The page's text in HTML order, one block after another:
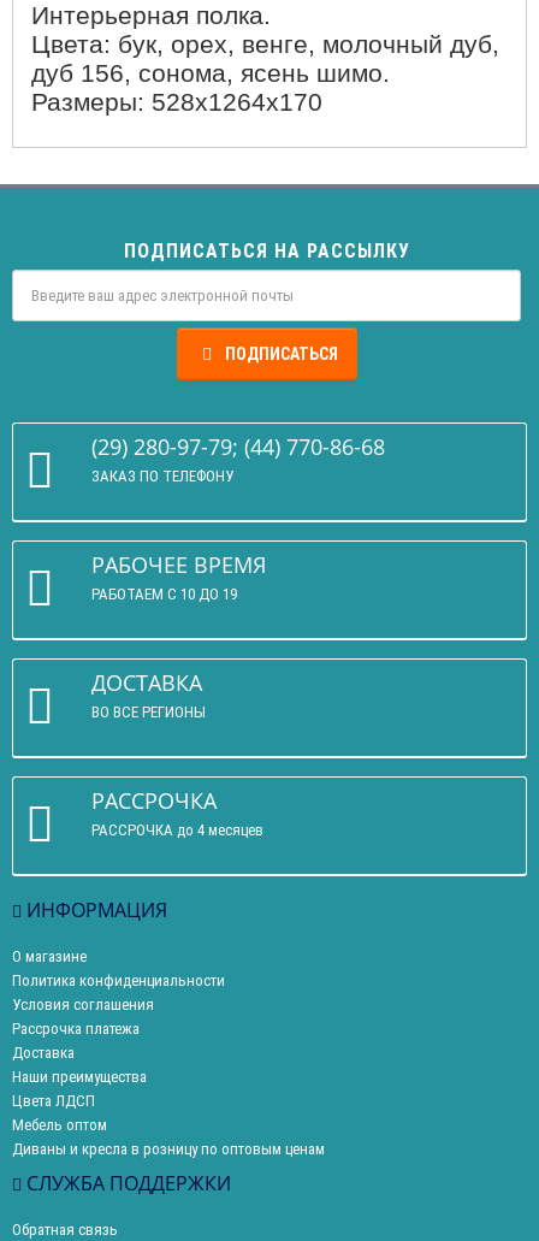
Интерьерная полка.
Цвета: бук, орех, венге, молочный дуб,
дуб 156, сонома, ясень шимо.
Размеры: 528х1264х170
ПОДПИСАТЬСЯ НА РАССЫЛКУ
ПОДПИСАТЬСЯ
(29) 280-97-79; (44) 770-86-68
ЗАКАЗ ПО ТЕЛЕФОНУ
РАБОЧЕЕ ВРЕМЯ
РАБОТАЕМ С 10 ДО 19
ДОСТАВКА
ВО ВСЕ РЕГИОНЫ
РАССРОЧКА
РАССРОЧКА до 4 месяцев
ИНФОРМАЦИЯ
О магазине
Политика конфиденциальности
Условия соглашения
Рассрочка платежа
Доставка
Наши преимущества
Цвета ЛДСП
Мебель оптом
Диваны и кресла в розницу по оптовым ценам
СЛУЖБА ПОДДЕРЖКИ
Обратная связь